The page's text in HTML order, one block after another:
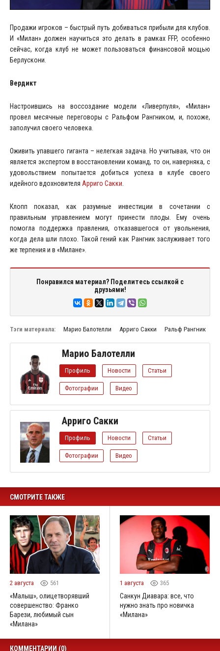
Продажи игроков – быстрый путь добиваться прибыли для клубов.
И «Милан» должен научиться это делать в рамках FFP, особенно
сейчас, когда клуб не может пользоваться финансовой мощью
Берлускони.
Вердикт
Настроившись на воссоздание модели «Ливерпуля», «Милан»
провел месячные переговоры с Ральфом Рангником, и, похоже,
заполучил своего человека.
Оживить упавшего гиганта – нелегкая задача. Но учитывая, что он
является экспертом в восстановлении команд, то он, наверняка, с
удовольствием попытается добиться успеха в клубе своего
идейного вдохновителя Арриго Сакки
Клопп показал, как разумные инвестиции в сочетании с
правильным управлением могут принести плоды. Ему очень
помогла поддержка правления, отказавшегося от увольнения,
когда дела шли плохо. Такой гений как Рангник заслуживает того
же терпения и в «Милане».
Понравился материал? Поделитесь ссылкой с
друзьями!
Тэги материала: Марио Балотелли Арриго Сакки Ральф Рангник
Марио Балотелли
Профиль Новости Статьи
Фотографии Видео
Арриго Сакки
Профиль Новости Статьи
Фотографии Видео
СМОТРИТЕ ТАКЖЕ
2 августа 561
«Малыш», олицетворявший
совершенство: Франко
Барези, любимый сын
«Милана»
1 августа 365
Санкун Диавара: все, что
нужно знать про новичка
«Милана»
КОММЕНТАРИИ (0)